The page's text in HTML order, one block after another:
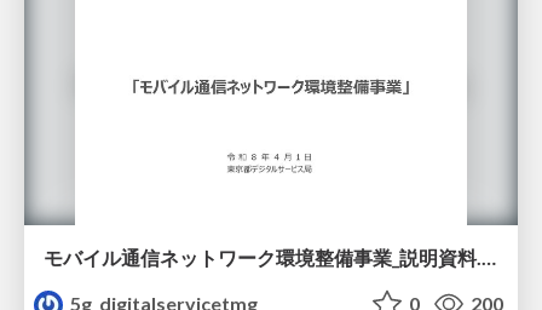
モバイル通信ネットワーク環境整備事業_説明資料.pdf
5g_digitalservicetmg
0 200